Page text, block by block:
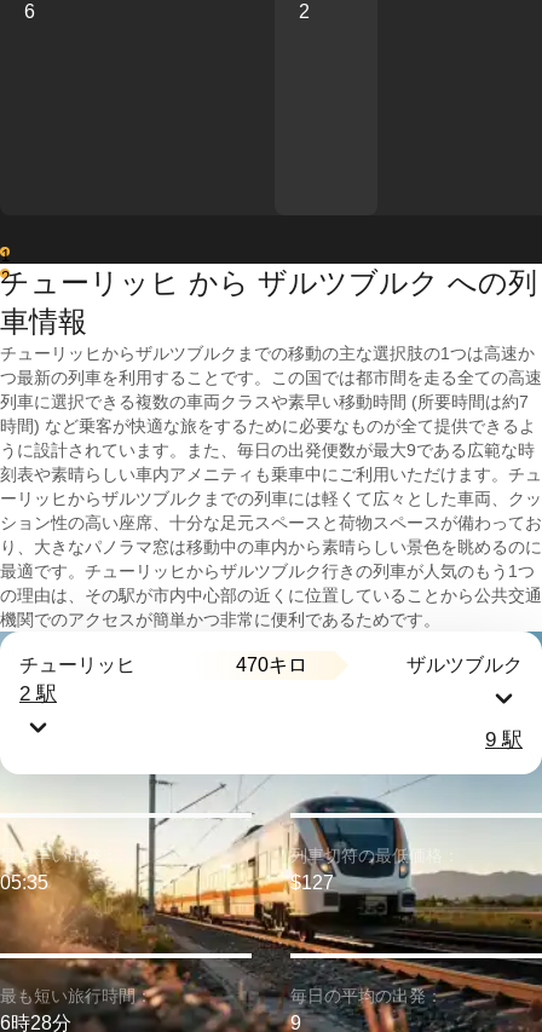
6 2
1
2
チューリッヒ から ザルツブルク への列
車情報
チューリッヒからザルツブルクまでの移動の主な選択肢の1つは高速か
つ最新の列車を利用することです。この国では都市間を走る全ての高速
列車に選択できる複数の車両クラスや素早い移動時間 (所要時間は約7
時間) など乗客が快適な旅をするために必要なものが全て提供できるよ
うに設計されています。また、毎日の出発便数が最大9である広範な時
刻表や素晴らしい車内アメニティも乗車中にご利用いただけます。チュ
ーリッヒからザルツブルクまでの列車には軽くて広々とした車両、クッ
ション性の高い座席、十分な足元スペースと荷物スペースが備わってお
り、大きなパノラマ窓は移動中の車内から素晴らしい景色を眺めるのに
最適です。チューリッヒからザルツブルク行きの列車が人気のもう1つ
の理由は、その駅が市内中心部の近くに位置していることから公共交通
機関でのアクセスが簡単かつ非常に便利であるためです。
チューリッヒ 470キロ ザルツブルク
2 駅
9 駅
最も短い旅行時間：
6時28分
最も早い出発：
05:35
列車切符の最低価格：
$127
毎日の平均の出発：
9